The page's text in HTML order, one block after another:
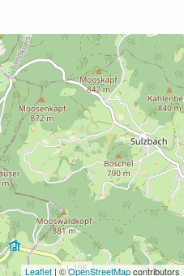
Leaflet | ©OpenStreetMapcontributors